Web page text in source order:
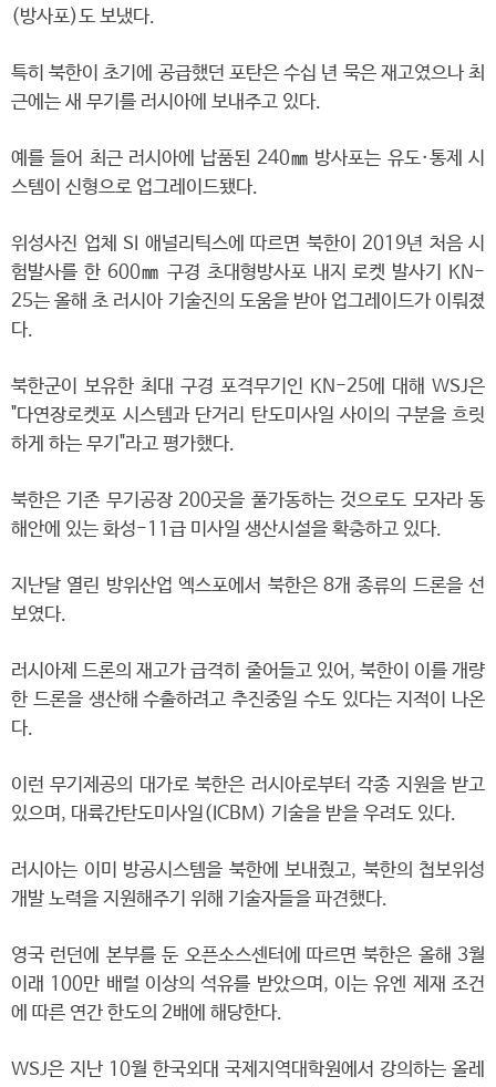
(방사포)도 보냈다.
특히 북한이 초기에 공급했던 포탄은 수십 년 묵은 재고였으나 최
근에는 새 무기를 러시아에 보내주고 있다.
예를 들어 최근 러시아에 납품된 240㎜ 방사포는 유도·통제 시
스템이 신형으로 업그레이드됐다.
위성사진 업체 SI 애널리틱스에 따르면 북한이 2019년 처음 시
험발사를 한 600㎜ 구경 초대형방사포 내지 로켓 발사기 KN-
25는 올해 초 러시아 기술진의 도움을 받아 업그레이드가 이뤄졌
다.
북한군이 보유한 최대 구경 포격무기인 KN-25에 대해 WSJ은
"다연장로켓포 시스템과 단거리 탄도미사일 사이의 구분을 흐릿
하게 하는 무기"라고 평가했다.
북한은 기존 무기공장 200곳을 풀가동하는 것으로도 모자라 동
해안에 있는 화성-11급 미사일 생산시설을 확충하고 있다.
지난달 열린 방위산업 엑스포에서 북한은 8개 종류의 드론을 선
보였다.
러시아제 드론의 재고가 급격히 줄어들고 있어, 북한이 이를 개량
한 드론을 생산해 수출하려고 추진중일 수도 있다는 지적이 나온
다.
이런 무기제공의 대가로 북한은 러시아로부터 각종 지원을 받고
있으며, 대륙간탄도미사일(ICBM) 기술을 받을 우려도 있다.
러시아는 이미 방공시스템을 북한에 보내줬고, 북한의 첩보위성
개발 노력을 지원해주기 위해 기술자들을 파견했다.
영국 런던에 본부를 둔 오픈소스센터에 따르면 북한은 올해 3월
이래 100만 배럴 이상의 석유를 받았으며, 이는 유엔 제재 조건
에 따른 연간 한도의 2배에 해당한다.
WSJ은 지난 10월 한국외대 국제지역대학원에서 강의하는 올레